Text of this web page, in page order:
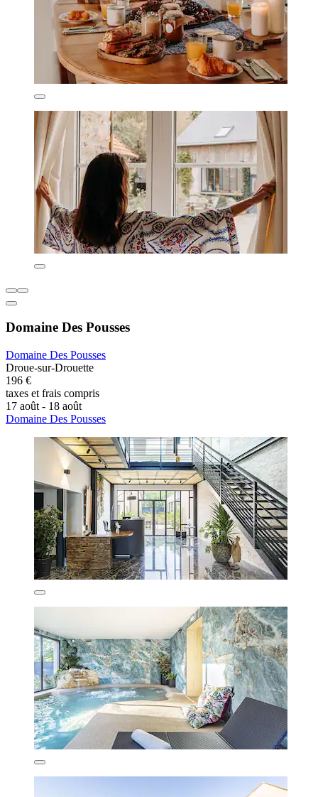
Domaine Des Pousses
Domaine Des Pousses
Droue-sur-Drouette
196 €
taxes et frais compris
17 août - 18 août
Domaine Des Pousses